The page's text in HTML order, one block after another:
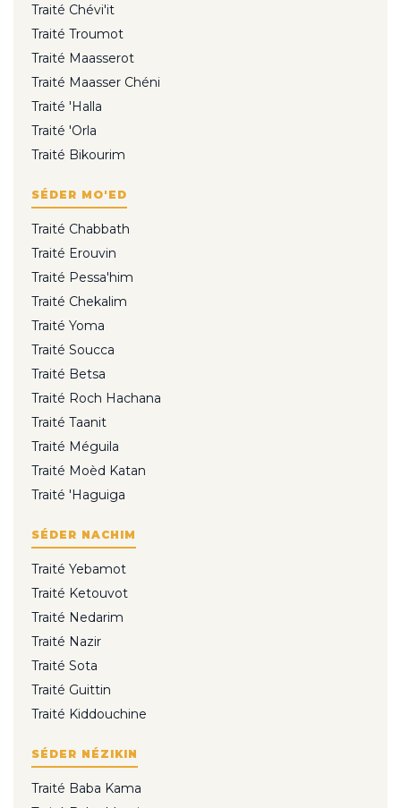
Traité Chévi'it
Traité Troumot
Traité Maasserot
Traité Maasser Chéni
Traité 'Halla
Traité 'Orla
Traité Bikourim
SÉDER MO'ED
Traité Chabbath
Traité Erouvin
Traité Pessa'him
Traité Chekalim
Traité Yoma
Traité Soucca
Traité Betsa
Traité Roch Hachana
Traité Taanit
Traité Méguila
Traité Moèd Katan
Traité 'Haguiga
SÉDER NACHIM
Traité Yebamot
Traité Ketouvot
Traité Nedarim
Traité Nazir
Traité Sota
Traité Guittin
Traité Kiddouchine
SÉDER NÉZIKIN
Traité Baba Kama